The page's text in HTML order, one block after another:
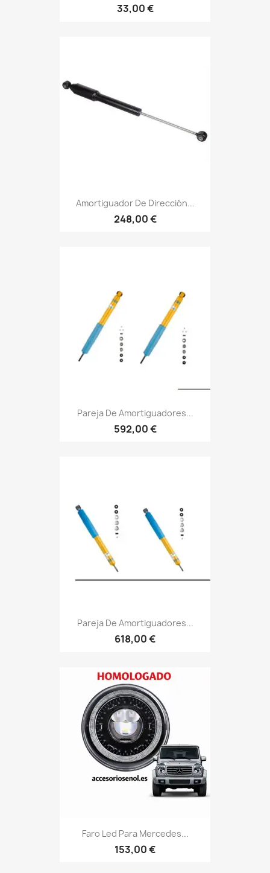
33,00 €
Amortiguador De Dirección...
248,00 €
Pareja De Amortiguadores...
592,00 €
Pareja De Amortiguadores...
618,00 €
Faro Led Para Mercedes...
153,00 €